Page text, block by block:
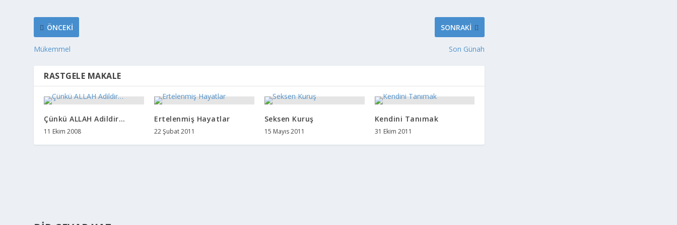
ÖNCEKI
Mükemmel
SONRAKI
Son Günah
RASTGELE MAKALE
Çünkü ALLAH Adildir…
11 Ekim 2008
Ertelenmiş Hayatlar
22 Şubat 2011
Seksen Kuruş
15 Mayıs 2011
Kendini Tanımak
31 Ekim 2011